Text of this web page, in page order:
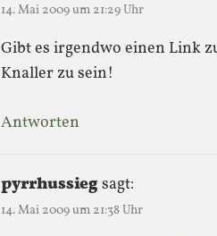
14. Mai 2009 um 21:29 Uhr
Gibt es irgendwo einen Link
Knaller zu sein!
Antworten
pyrrhussiegsagt:
14. Mai 2009 um 21:38 Uhr